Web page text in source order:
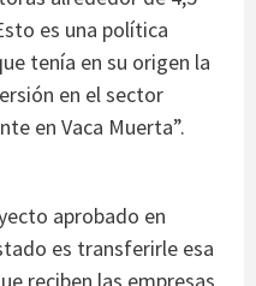
es una política
tenía en su origen la
en el sector
en Vaca Muerta”.
aprobado en
es transferirle esa